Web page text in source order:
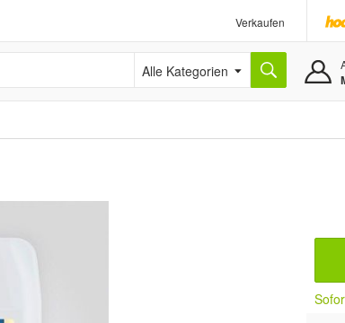
Verkaufen
Alle Kategorien